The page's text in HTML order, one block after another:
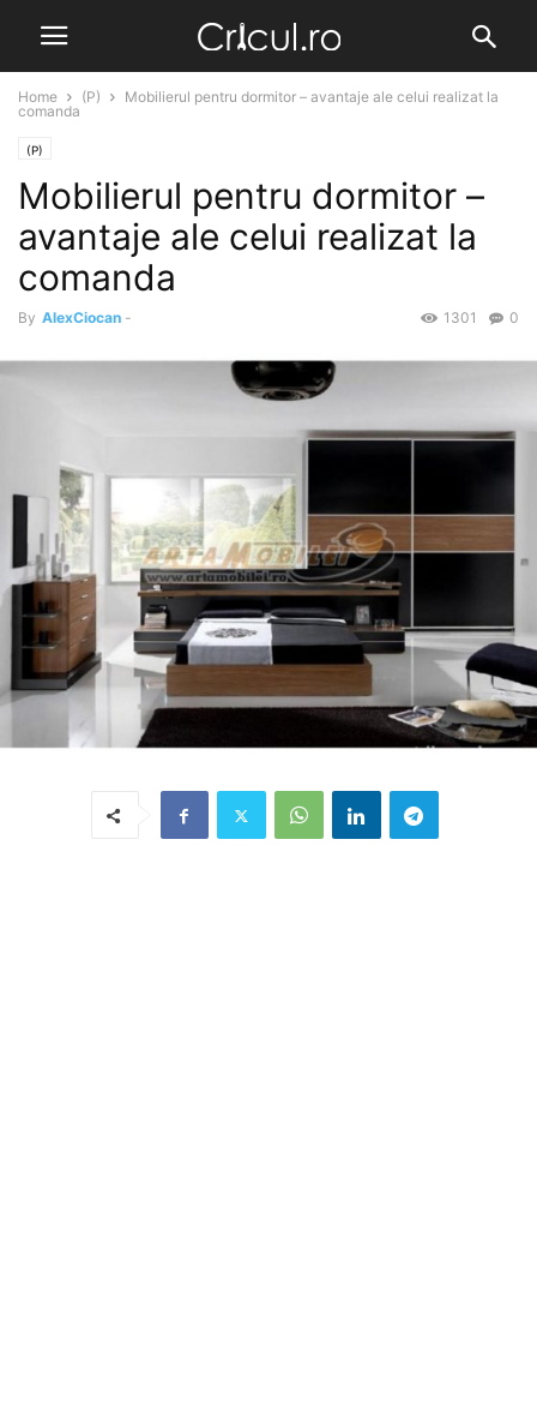
Home (P)
Mobilierul pentru dormitor – avantaje ale celui realizat la
comanda
(P)
Mobilierul pentru dormitor –
avantaje ale celui realizat la
comanda
By AlexCiocan - 0
1301